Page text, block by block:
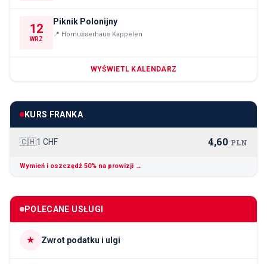
12
WRZ
Piknik Polonijny
📍 Hornusserhaus Kappelen
WYŚWIETL KALENDARZ
KURS FRANKA
🇨🇭1 CHF 4,60 PLN
Wymień i oszczędź 50% na prowizji →
POLECANE USŁUGI
★ Zwrot podatku i ulgi